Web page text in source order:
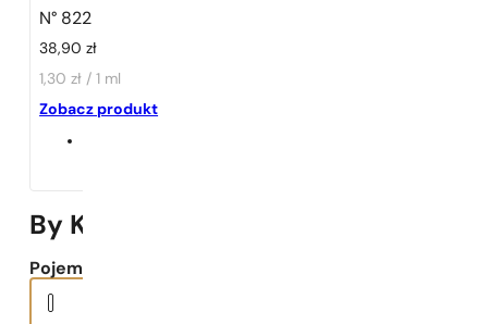
N° 822
38,90zł
1,30 zł / 1 ml
Zobacz produkt
By Kilian | Angels’ Share
Pojemność: